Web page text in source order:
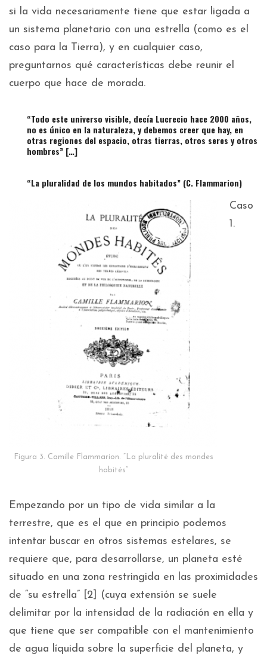
si la vida necesariamente tiene que estar ligada a
un sistema planetario con una estrella (como es el
caso para la Tierra), y en cualquier caso,
preguntarnos qué características debe reunir el
cuerpo que hace de morada.
“Todo este universo visible, decía Lucrecio hace 2000 años,
no es único en la naturaleza, y debemos creer que hay, en
otras regiones del espacio, otras tierras, otros seres y otros
hombres” […]
“La pluralidad de los mundos habitados” (C. Flammarion)
Figura 3. Camille Flammarion. “La pluralité des mondes
habités”
Caso
1.
Empezando por un tipo de vida similar a la
terrestre, que es el que en principio podemos
intentar buscar en otros sistemas estelares, se
requiere que, para desarrollarse, un planeta esté
situado en una zona restringida en las proximidades
de “su estrella” [2] (cuya extensión se suele
delimitar por la intensidad de la radiación en ella y
que tiene que ser compatible con el mantenimiento
de agua líquida sobre la superficie del planeta, y